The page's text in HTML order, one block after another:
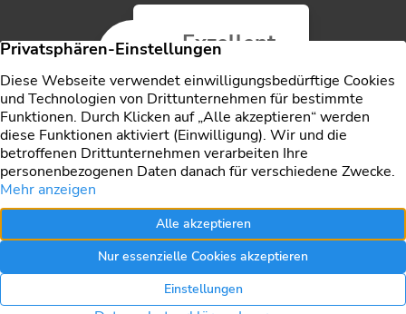
5,0/5 Exzellent
Jetzt bewerten
Referenzen Objektreferenzen
Impressum